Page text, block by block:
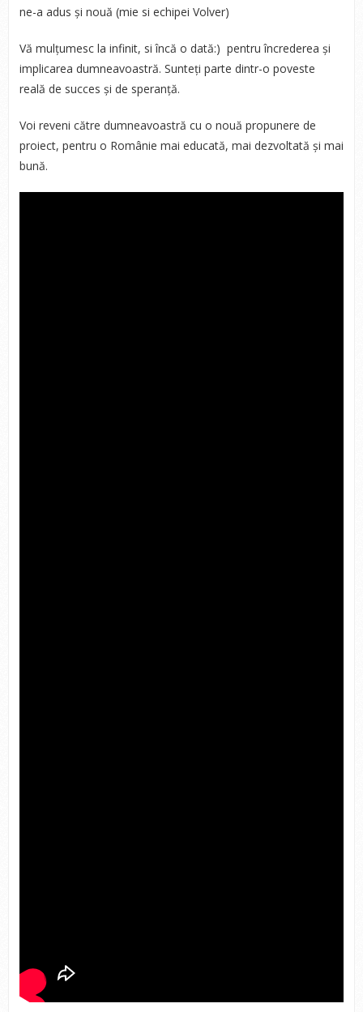
ne-a adus și nouă (mie si echipei Volver)
Vă mulțumesc la infinit, si încă o dată:) pentru încrederea și
implicarea dumneavoastră. Sunteți parte dintr-o poveste
reală de succes și de speranță.
Voi reveni către dumneavoastră cu o nouă propunere de
proiect, pentru o Românie mai educată, mai dezvoltată și mai
bună.